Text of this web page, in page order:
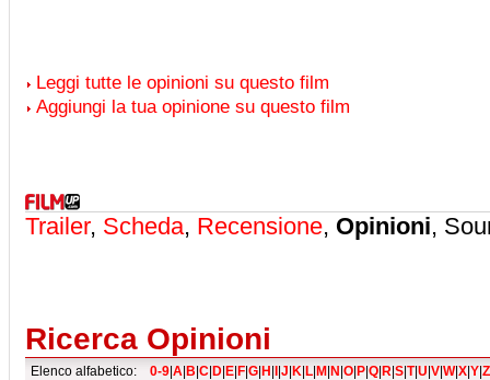
Leggi tutte le opinioni su questo film
Aggiungi la tua opinione su questo film
Trailer, Scheda, Recensione, Opinioni,
Ricerca Opinioni
Elenco alfabetico: 0-9 A B C D E F G H J K L M N O P Q R S T|U V W|X Y Z